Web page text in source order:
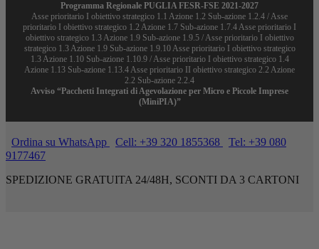
Programma Regionale PUGLIA FESR-FSE 2021-2027
Asse prioritario I obiettivo strategico 1.1 Azione 1.2 Sub-azione 1.2.4 / Asse
prioritario I obiettivo strategico 1.2 Azione 1.7 Sub-azione 1.7.4 Asse prioritario I
obiettivo strategico 1.3 Azione 1.9 Sub-azione 1.9.5 / Asse prioritario I obiettivo
strategico 1.3 Azione 1.9 Sub-azione 1.9.10 Asse prioritario I obiettivo strategico
1.3 Azione 1.10 Sub-azione 1.10.9 / Asse prioritario I obiettivo strategico 1.4
Azione 1.13 Sub-azione 1.13.4 Asse prioritario II obiettivo strategico 2.2 Azione
2.2 Sub-azione 2.2.4
Avviso “Pacchetti Integrati di Agevolazione per Micro e Piccole Imprese
(MiniPIA)”
Ordina su WhatsApp Cell: +39 320 1855368
Tel: +39 080
9177467
SPEDIZIONE GRATUITA 24/48H, SCONTI DA 3 CARTONI